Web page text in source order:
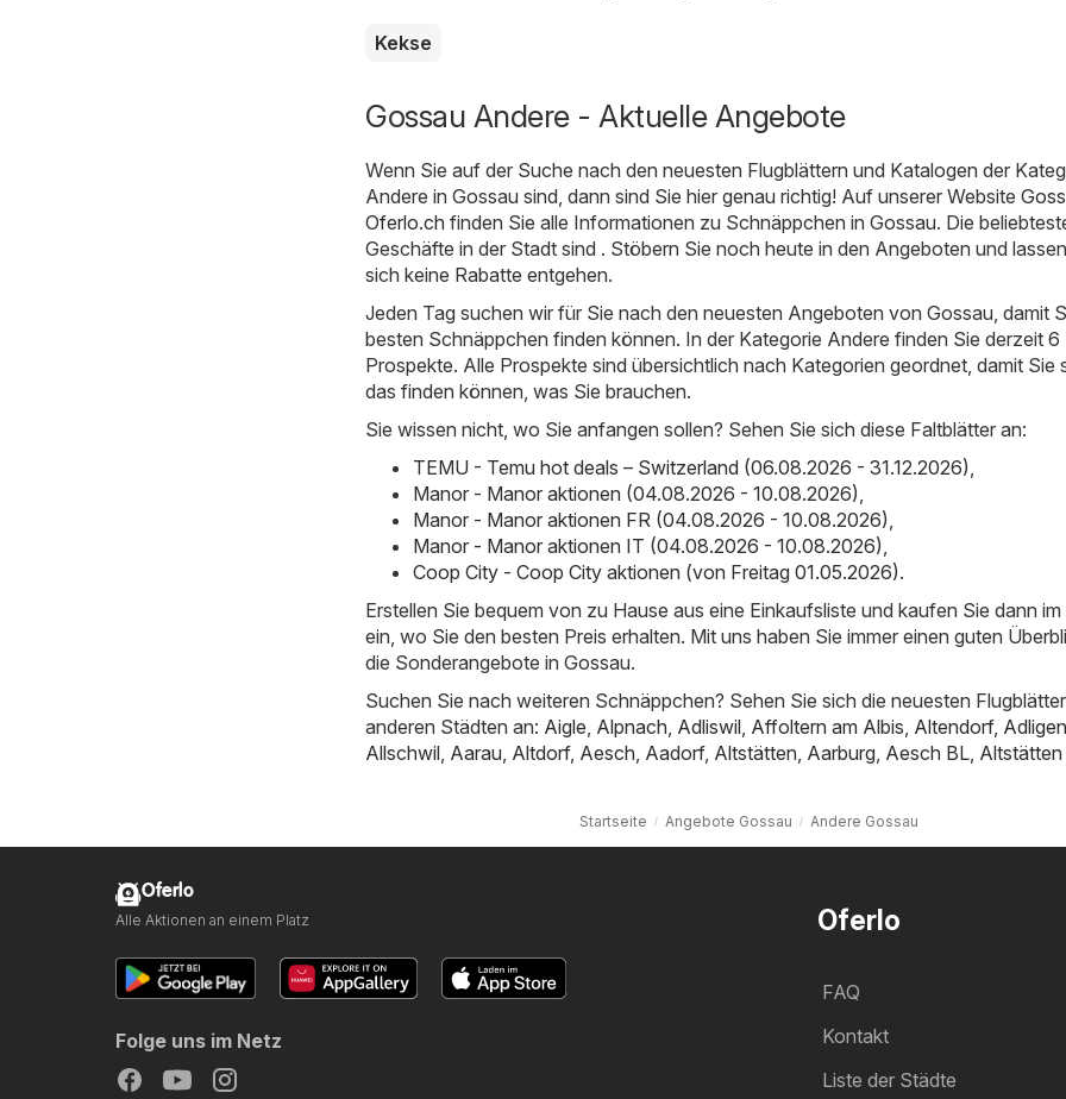
Kekse
Gossau Andere - Aktuelle Angebote
Wenn Sie auf der Suche nach den neuesten Flugblättern und Katalogen der
Andere in Gossau sind, dann sind Sie hier genau richtig! Auf unserer Website
Oferlo.ch finden Sie alle Informationen zu Schnäppchen in Gossau. Die
Geschäfte in der Stadt sind . Stöbern Sie noch heute in den Angeboten und
sich keine Rabatte entgehen.
Jeden Tag suchen wir für Sie nach den neuesten Angeboten von Gossau, damit
besten Schnäppchen finden können. In der Kategorie Andere finden Sie derzeit 6
Prospekte. Alle Prospekte sind übersichtlich nach Kategorien geordnet, damit Sie
das finden können, was Sie brauchen.
Sie wissen nicht, wo Sie anfangen sollen? Sehen Sie sich diese Faltblätter an:
TEMU - Temu hot deals – Switzerland (06.08.2026 - 31.12.2026)
Manor - Manor aktionen (04.08.2026 - 10.08.2026)
Manor - Manor aktionen FR (04.08.2026 - 10.08.2026)
Manor - Manor aktionen IT (04.08.2026 - 10.08.2026)
Coop City - Coop City aktionen (von Freitag 01.05.2026).
Erstellen Sie bequem von zu Hause aus eine Einkaufsliste und kaufen Sie dann
ein, wo Sie den besten Preis erhalten. Mit uns haben Sie immer einen guten
die Sonderangebote in Gossau.
Suchen Sie nach weiteren Schnäppchen? Sehen Sie sich die neuesten
anderen Städten an: Aigle Alpnach Adliswil Affoltern am Albis Altendorf,
Allschwil Aarau Altdorf, Aesch Aadorf, Altstätten Aarburg Aesch BL Altstätten
Startseite Angebote Gossau Andere Gossau
Oferlo
FAQ
Kontakt
Liste der Städte
Oferlo
Alle Aktionen an einem Platz
Folge uns im Netz